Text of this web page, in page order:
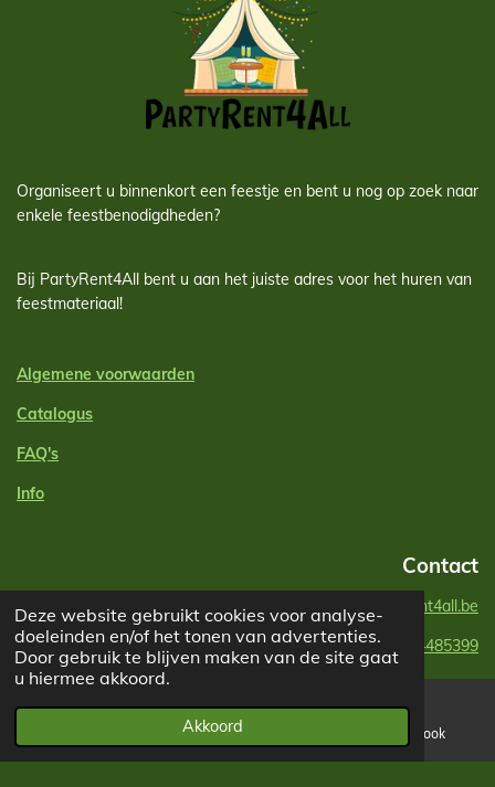
Deze website gebruikt cookies voor analyse-
doeleinden en/of het tonen van advertenties.
Door gebruik te blijven maken van de site gaat
u hiermee akkoord.
Akkoord
Organiseert u binnenkort een feestje en bent u nog op zoek naar
enkele feestbenodigdheden?
Bij PartyRent4All bent u aan het juiste adres voor het huren van
feestmateriaal!
Algemene voorwaarden
Catalogus
FAQ's
Info
Contact
info@partyrent4all.be
+32494485399
F
I
Telefoonnummer Facebook